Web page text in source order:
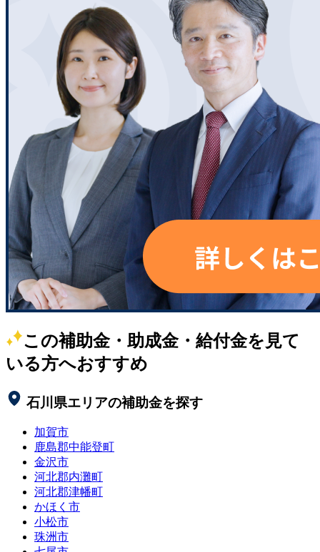
この補助金・助成金・給付金を見て
いる方へおすすめ
石川県エリアの補助金を探す
加賀市
鹿島郡中能登町
金沢市
河北郡内灘町
河北郡津幡町
かほく市
小松市
珠洲市